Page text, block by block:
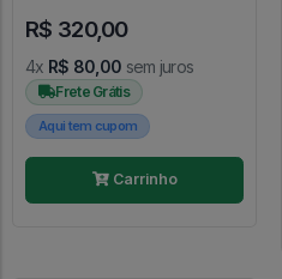
R$ 320,00
4x R$ 80,00 sem juros
Frete Grátis
Aqui tem cupom
Carrinho